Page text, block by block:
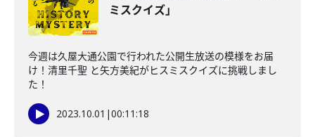
ミスクイズ」
今週は久屋大通公園で行われた公開生放送の模様をお届
け！清里千聖 と矢方美紀がヒスミスクイズに挑戦しまし
た！
2023.10.01 |00:11:18